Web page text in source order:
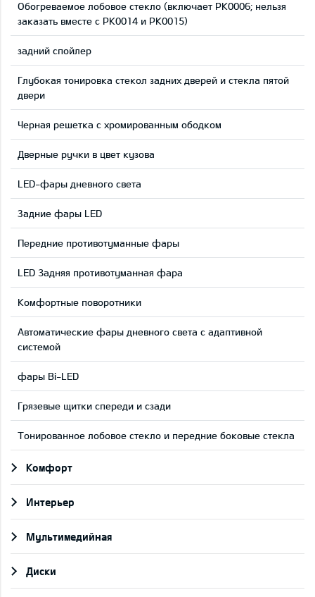
Обогреваемое лобовое стекло (включает PK0006; нельзя
заказать вместе с PK0014 и PK0015)
задний спойлер
Глубокая тонировка стекол задних дверей и стекла пятой
двери
Черная решетка с хромированным ободком
Дверные ручки в цвет кузова
LED-фары дневного света
Задние фары LED
Передние противотуманные фары
LED 3адняя противотуманная фара
Комфортные поворотники
Автоматические фары дневного света с адаптивной
системой
фары Bi-LED
Грязевые щитки спереди и сзади
Тонированное лобовое стекло и передние боковые стекла
Комфорт
Интерьер
Мультимедийная
Диски